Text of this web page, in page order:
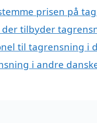
prisen på
tilbyder
til tagrensning i
i andre